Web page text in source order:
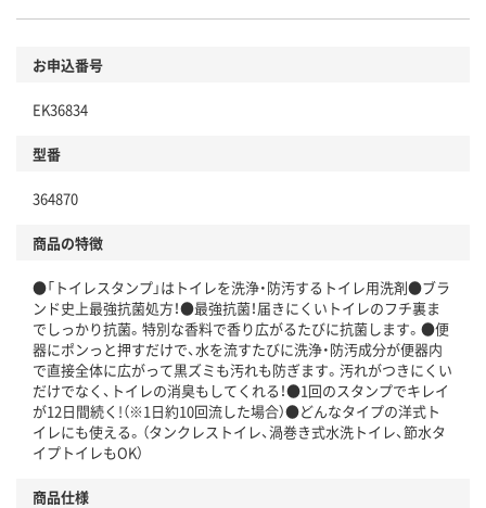
お申込番号
EK36834
型番
364870
商品の特徴
●「トイレスタンプ」はトイレを洗浄・防汚するトイレ用洗剤●ブラ
ンド史上最強抗菌処方！●最強抗菌！届きにくいトイレのフチ裏ま
でしっかり抗菌。特別な香料で香り広がるたびに抗菌します。●便
器にポンっと押すだけで、水を流すたびに洗浄・防汚成分が便器内
で直接全体に広がって黒ズミも汚れも防ぎます。汚れがつきにくい
だけでなく、トイレの消臭もしてくれる！●1回のスタンプでキレイ
が12日間続く!（※1日約10回流した場合）●どんなタイプの洋式ト
イレにも使える。（タンクレストイレ、渦巻き式水洗トイレ、節水タ
イプトイレもOK）
商品仕様